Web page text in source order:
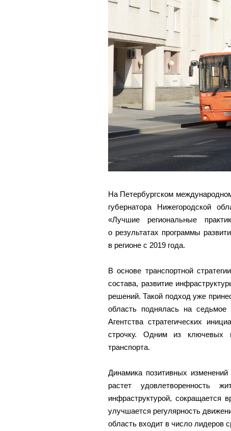
На Петербургском
губернатора Нижегородской
«Лучшие региональные
о результатах программы
в регионе с 2019 года.
В основе транспортной
состава, развитие
решений. Такой подход уже
область поднялась на седьмое
Агентства стратегических
строчку. Одним из ключевых
транспорта.
Динамика позитивных
растет удовлетворенность
инфраструктурой,
улучшается регулярность
область входит в число лидеров